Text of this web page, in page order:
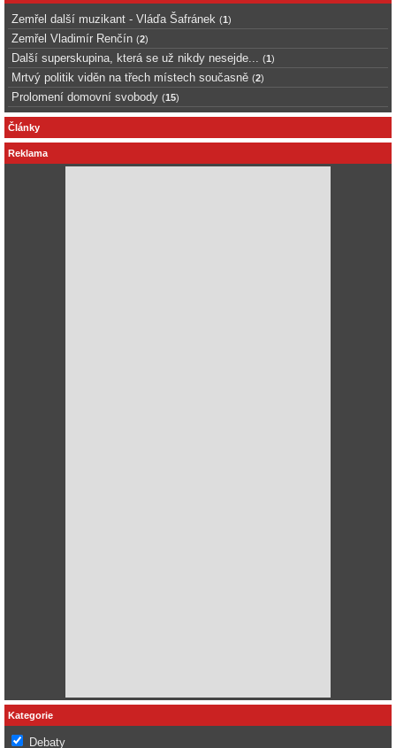
Zemřel další muzikant - Vláďa Šafránek (1)
Zemřel Vladimír Renčín (2)
Další superskupina, která se už nikdy nesejde... (1)
Mrtvý politik viděn na třech místech současně (2)
Prolomení domovní svobody (15)
Články
Reklama
Kategorie
Debaty